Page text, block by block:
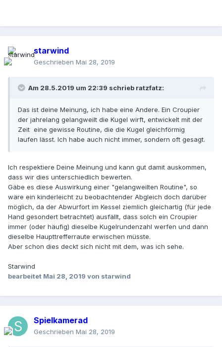
starwind
Geschrieben Mai 28, 2019
Am 28.5.2019 um 22:39 schrieb ratzfatz:
Das ist deine Meinung, ich habe eine Andere. Ein Croupier
der jahrelang gelangweilt die Kugel wirft, entwickelt mit der
Zeit eine gewisse Routine, die die Kugel gleichförmig
laufen lässt. Ich habe auch nicht immer, sondern oft gesagt.
Ich respektiere Deine Meinung und kann gut damit auskommen,
dass wir dies unterschiedlich bewerten.
Gäbe es diese Auswirkung einer "gelangweilten Routine", so
wäre ein kinderleicht zu beobachtender Abgleich doch darüber
möglich, da der Abwurfort im Kessel ziemlich gleichartig (für jede
Hand gesondert betrachtet) ausfällt, dass solch ein Croupier
immer (oder häufig) dieselbe Kugelrundenzahl werfen und dann
dieselbe Haupttrefferraute erwischen müsste.
Aber schon dies deckt sich nicht mit dem, was ich sehe.
Starwind
bearbeitet Mai 28, 2019 von starwind
Spielkamerad
Geschrieben Mai 28, 2019